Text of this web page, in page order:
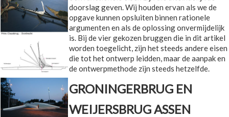
doorslag geven. Wij houden ervan als we de
opgave kunnen opsluiten binnen rationele
argumenten en als de oplossing onvermijdelijk
is. Bij de vier gekozen bruggen die in dit artikel
worden toegelicht, zijn het steeds andere eisen
die tot het ontwerp leidden, maar de aanpak en
de ontwerpmethode zijn steeds hetzelfde.
GRONINGERBRUG EN
WEIJERSBRUG ASSEN